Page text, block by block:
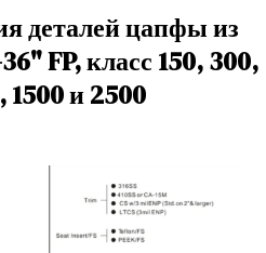
деталей цапфы из
FP, класс 150, 300,
1500 и 2500